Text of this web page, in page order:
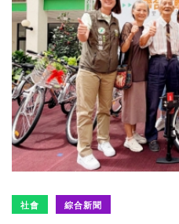
社會 綜合新聞